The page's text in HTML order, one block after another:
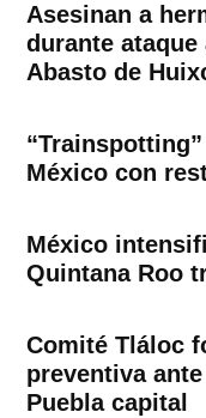
Asesinan a
durante
Abasto de
México con
México
Quintana Roo
Comité Tláloc
preventiva
Puebla capital